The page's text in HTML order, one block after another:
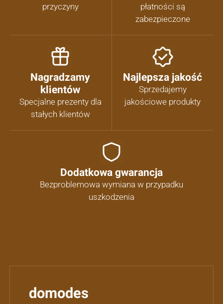
przyczyny
płatności są
zabezpieczone
Nagradzamy
klientów
Specjalne prezenty dla
stałych klientów
Najlepsza jakość
Sprzedajemy
jakościowe produkty
Dodatkowa gwarancja
Bezproblemowa wymiana w przypadku
uszkodzenia
domodes